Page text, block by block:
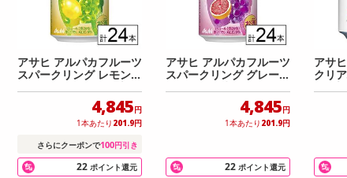
アサヒ アルパカフルーツ
スパークリング レモンと
白ワイン 350ml×24本
4,845円
1本あたり 201.9円
さらにクーポンで100円引き
22 ポイント還元
アサヒ アルパカフルーツ
スパークリング グレープ
4,845円
1本あたり 201.9円
22 ポイント還元
アサ
クリ
×24本